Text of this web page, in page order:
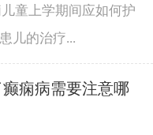
童上学期间应如何护
儿的治疗...
痫病需要注意哪